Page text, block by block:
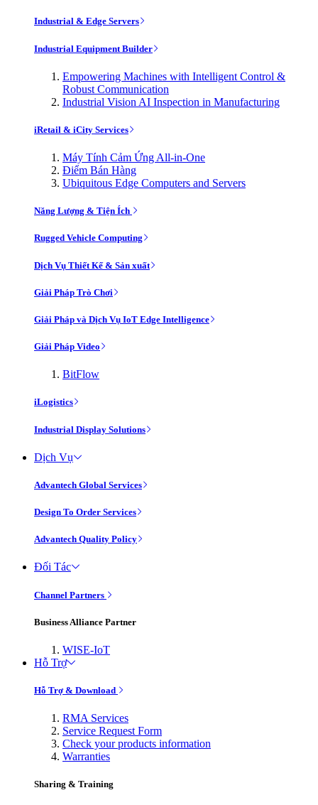
Industrial & Edge Servers
Industrial Equipment Builder
Empowering Machines with Intelligent Control &
Robust Communication
Industrial Vision AI Inspection in Manufacturing
iRetail & iCity Services
Máy Tính Cảm Ứng All-in-One
Điểm Bán Hàng
Ubiquitous Edge Computers and Servers
Năng Lượng & Tiện Ích
Rugged Vehicle Computing
Dịch Vụ Thiết Kế & Sản xuất
Giải Pháp Trò Chơi
Giải Pháp và Dịch Vụ IoT Edge Intelligence
Giải Pháp Video
BitFlow
iLogistics
Industrial Display Solutions
Dịch Vụ
Advantech Global Services
Design To Order Services
Advantech Quality Policy
Đối Tác
Channel Partners
Business Alliance Partner
WISE-IoT
Hỗ Trợ
Hỗ Trợ & Download
RMA Services
Service Request Form
Check your products information
Warranties
Sharing & Training